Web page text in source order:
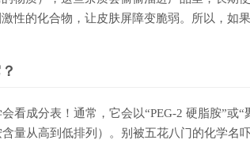
性的化合物，让皮肤屏障变脆弱。所以，如
看成分表！通常，它会以“PEG-2 硬脂胺”或
量从高到低排列）。别被五花八门的化学名